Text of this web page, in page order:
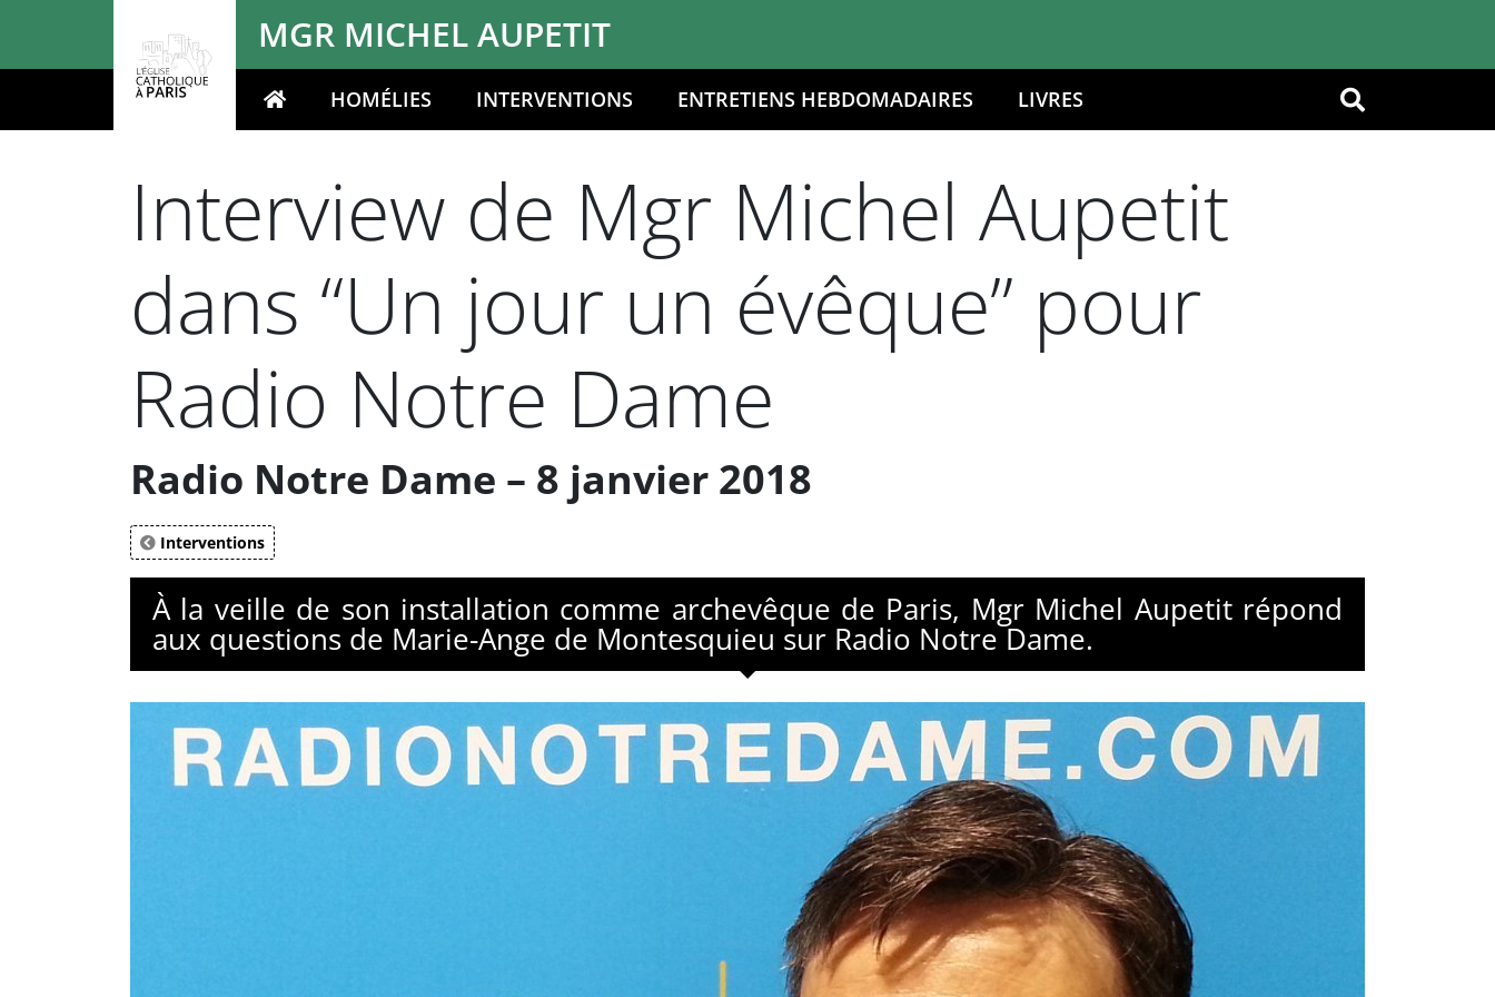
MGR MICHEL AUPETIT
Votre recherche OK
HOMÉLIES INTERVENTIONS ENTRETIENS HEBDOMADAIRES LIVRES
Interview de Mgr Michel Aupetit
dans “Un jour un évêque” pour
Radio Notre Dame
Radio Notre Dame – 8 janvier 2018
Interventions
À la veille de son installation comme archevêque de Paris, Mgr Michel Aupetit répond
aux questions de Marie-Ange de Montesquieu sur Radio Notre Dame.